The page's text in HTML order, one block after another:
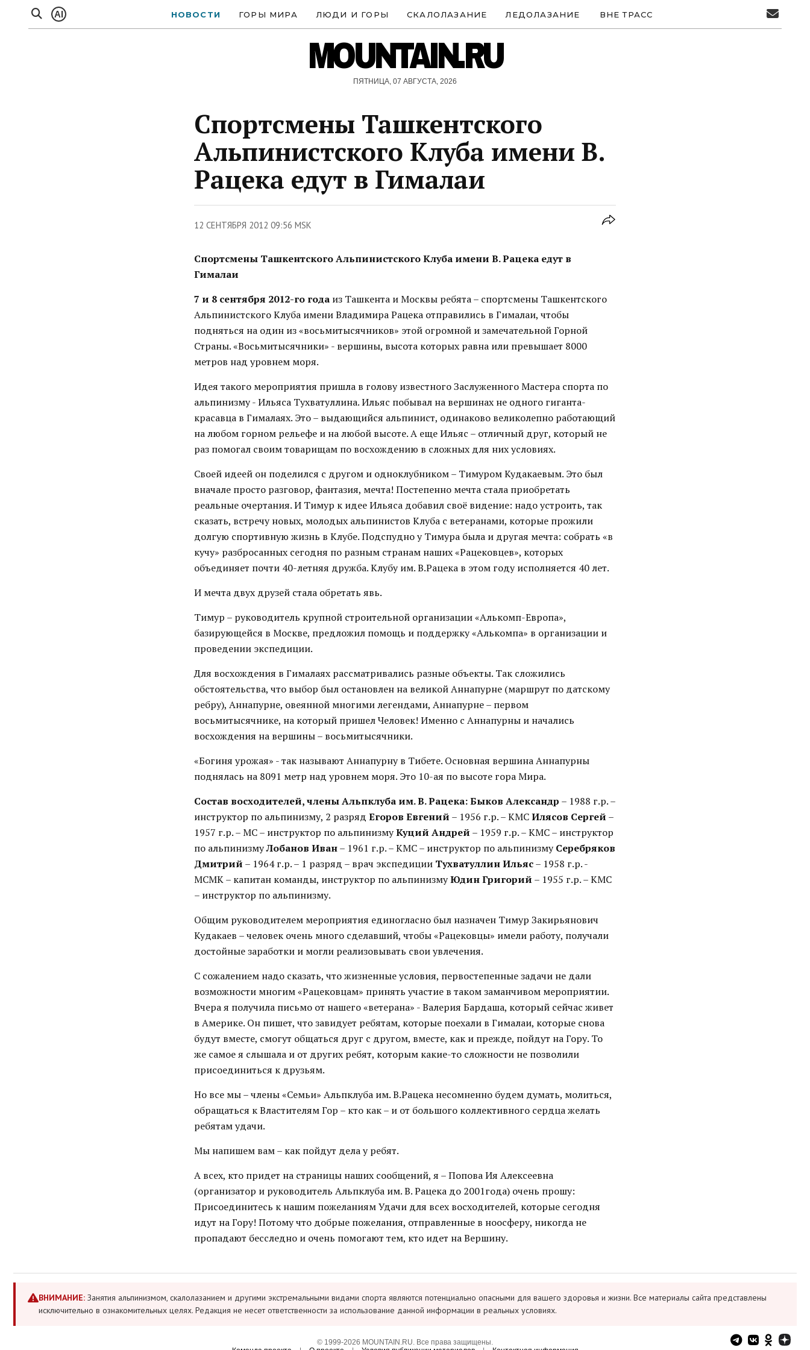
AI НОВОСТИ ГОРЫ МИРА ЛЮДИ И ГОРЫ СКАЛОЛАЗАНИЕ ЛЕДОЛАЗАНИЕ ВНЕ ТРАСС
MOUNTAIN.RU
ПЯТНИЦА, 07 АВГУСТА, 2026
Спортсмены Ташкентского
Альпинистского Клуба имени В.
Рацека едут в Гималаи
12 СЕНТЯБРЯ 2012 09:56 MSK
Спортсмены Ташкентского Альпинистского Клуба имени В. Рацека едут в
Гималаи
7 и 8 сентября 2012-го года из Ташкента и Москвы ребята – спортсмены Ташкентского
Альпинистского Клуба имени Владимира Рацека отправились в Гималаи, чтобы
подняться на один из «восьмитысячников» этой огромной и замечательной Горной
Страны. «Восьмитысячники» - вершины, высота которых равна или превышает 8000
метров над уровнем моря.
Идея такого мероприятия пришла в голову известного Заслуженного Мастера спорта по
альпинизму - Ильяса Тухватуллина. Ильяс побывал на вершинах не одного гиганта-
красавца в Гималаях. Это – выдающийся альпинист, одинаково великолепно работающий
на любом горном рельефе и на любой высоте. А еще Ильяс – отличный друг, который не
раз помогал своим товарищам по восхождению в сложных для них условиях.
Своей идеей он поделился с другом и одноклубником – Тимуром Кудакаевым. Это был
вначале просто разговор, фантазия, мечта! Постепенно мечта стала приобретать
реальные очертания. И Тимур к идее Ильяса добавил своё видение: надо устроить, так
сказать, встречу новых, молодых альпинистов Клуба с ветеранами, которые прожили
долгую спортивную жизнь в Клубе. Подспудно у Тимура была и другая мечта: собрать «в
кучу» разбросанных сегодня по разным странам наших «Рацековцев», которых
объединяет почти 40-летняя дружба. Клубу им. В.Рацека в этом году исполняется 40 лет.
И мечта двух друзей стала обретать явь.
Тимур – руководитель крупной строительной организации «Алькомп-Европа»,
базирующейся в Москве, предложил помощь и поддержку «Алькомпа» в организации и
проведении экспедиции.
Для восхождения в Гималаях рассматривались разные объекты. Так сложились
обстоятельства, что выбор был остановлен на великой Аннапурне (маршрут по датскому
ребру), Аннапурне, овеянной многими легендами, Аннапурне – первом
восьмитысячнике, на который пришел Человек! Именно с Аннапурны и начались
восхождения на вершины – восьмитысячники.
«Богиня урожая» - так называют Аннапурну в Тибете. Основная вершина Аннапурны
поднялась на 8091 метр над уровнем моря. Это 10-ая по высоте гора Мира.
Состав восходителей, члены Альпклуба им. В. Рацека:Быков Александр – 1988 г.р. –
инструктор по альпинизму, 2 разряд Егоров Евгений – 1956 г.р. – КМСИлясов Сергей –
1957 г.р. – МС – инструктор по альпинизмуКуций Андрей – 1959 г.р. – КМС – инструктор
по альпинизмуЛобанов Иван– 1961 г.р. – КМС – инструктор по альпинизмуСеребряков
Дмитрий – 1964 г.р. – 1 разряд – врач экспедиции Тухватуллин Ильяс– 1958 г.р. -
МСМК – капитан команды, инструктор по альпинизмуЮдин Григорий – 1955 г.р. – КМС
– инструктор по альпинизму.
Общим руководителем мероприятия единогласно был назначен Тимур Закирьянович
Кудакаев – человек очень много сделавший, чтобы «Рацековцы» имели работу, получали
достойные заработки и могли реализовывать свои увлечения.
С сожалением надо сказать, что жизненные условия, первостепенные задачи не дали
возможности многим «Рацековцам» принять участие в таком заманчивом мероприятии.
Вчера я получила письмо от нашего «ветерана» - Валерия Бардаша, который сейчас живет
в Америке. Он пишет, что завидует ребятам, которые поехали в Гималаи, которые снова
будут вместе, смогут общаться друг с другом, вместе, как и прежде, пойдут на Гору. То
же самое я слышала и от других ребят, которым какие-то сложности не позволили
присоединиться к друзьям.
Но все мы – члены «Семьи» Альпклуба им. В.Рацека несомненно будем думать, молиться,
обращаться к Властителям Гор – кто как – и от большого коллективного сердца желать
ребятам удачи.
Мы напишем вам – как пойдут дела у ребят.
А всех, кто придет на страницы наших сообщений, я – Попова Ия Алексеевна
(организатор и руководитель Альпклуба им. В. Рацека до 2001года) очень прошу:
Присоединитесь к нашим пожеланиям Удачи для всех восходителей, которые сегодня
идут на Гору! Потому что добрые пожелания, отправленные в ноосферу, никогда не
пропадают бесследно и очень помогают тем, кто идет на Вершину.
ВНИМАНИЕ: Занятия альпинизмом, скалолазанием и другими экстремальными видами спорта являются потенциально опасными для вашего здоровья и жизни. Все материалы сайта представлены
исключительно в ознакомительных целях. Редакция не несет ответственности за использование данной информации в реальных условиях.
© 1999-2026 MOUNTAIN.RU. Все права защищены.